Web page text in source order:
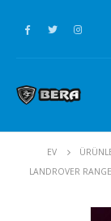
EV
LANDROVER